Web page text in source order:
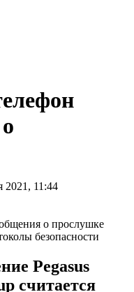
11:44
безопасности
Pegasus
считается